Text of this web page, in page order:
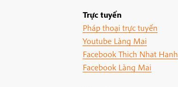
Trực tuyến
Pháp thoại trực tuyến
Youtube Làng Mai
Facebook Thich Nhat Hanh
Facebook Làng Mai